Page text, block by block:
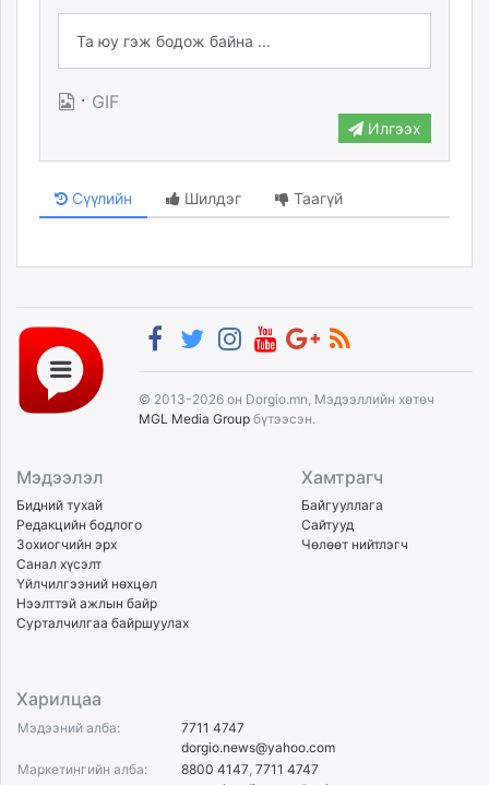
times.mn
tvmongolia.mn
mass.mn
unegui.mn
paparazzi.mn
· GIF
Илгээх
Сүүлийн Шилдэг Таагүй
© 2013-2026 он Dorgio.mn, Мэдээллийн хөтөч
MGL Media Group бүтээсэн.
Мэдээлэл
Бидний тухай
Редакцийн бодлого
Зохиогчийн эрх
Санал хүсэлт
Үйлчилгээний нөхцөл
Нээлттэй ажлын байр
Сурталчилгаа байршуулах
Хамтрагч
Байгууллага
Сайтууд
Чөлөөт нийтлэгч
Харилцаа
Мэдээний алба:
7711 4747
dorgio.news@yahoo.com
Маркетингийн алба:
8800 4147 7711 4747